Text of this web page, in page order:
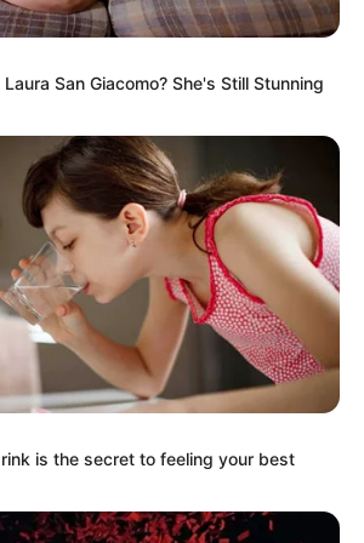
Frontálisan
kamionnal a
itt vannak a
27, 2025
San Giacomo? She's Still Stunning
is the secret to feeling your best